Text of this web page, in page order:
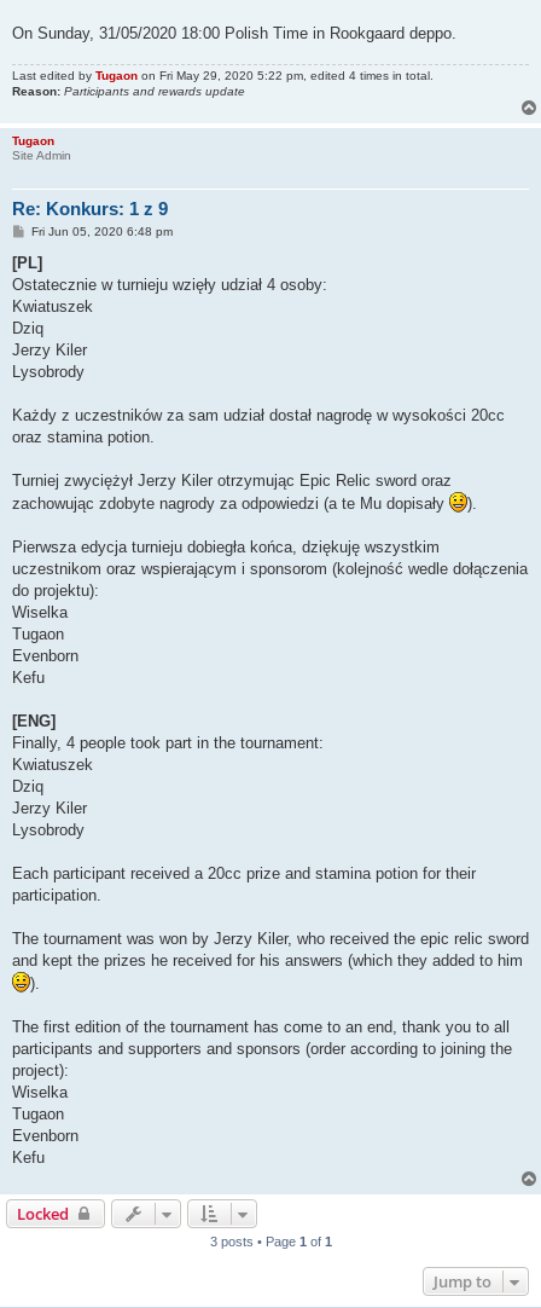
On Sunday, 31/05/2020 18:00 Polish Time in Rookgaard deppo.
Last edited by Tugaon on Fri May 29, 2020 5:22 pm, edited 4 times in total.
Reason: Participants and rewards update
Tugaon
Site Admin
Re: Konkurs: 1 z 9
P
s
Fri Jun 05, 2020 6:48 pm
[PL]
Ostatecznie w turnieju wzięły udział 4 osoby:
Kwiatuszek
Dziq
Jerzy Kiler
Lysobrody
Każdy z uczestników za sam udział dostał nagrodę w wysokości 20cc
oraz stamina potion.
Turniej zwyciężył Jerzy Kiler otrzymując Epic Relic sword oraz
zachowując zdobyte nagrody za odpowiedzi (a te Mu dopisały
).
Pierwsza edycja turnieju dobiegła końca, dziękuję wszystkim
uczestnikom oraz wspierającym i sponsorom (kolejność wedle dołączenia
do projektu):
Wiselka
Tugaon
Evenborn
Kefu
[ENG]
Finally, 4 people took part in the tournament:
Kwiatuszek
Dziq
Jerzy Kiler
Lysobrody
Each participant received a 20cc prize and stamina potion for their
participation.
The tournament was won by Jerzy Kiler, who received the epic relic sword
and kept the prizes he received for his answers (which they added to him
).
The first edition of the tournament has come to an end, thank you to all
participants and supporters and sponsors (order according to joining the
project):
Wiselka
Tugaon
Evenborn
Kefu
Locked
3 posts • Page 1 of 1
Jump to